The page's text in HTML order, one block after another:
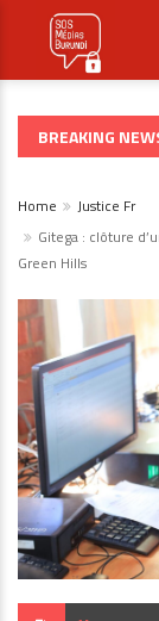
BREAKING
GOUVERNANCE
Home
Justice Fr
Gitega : clôture
Green Hills